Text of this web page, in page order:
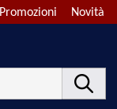
Novità
Promozioni